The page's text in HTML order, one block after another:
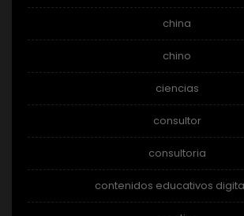
china
chino
ciencias
consultor
consultoria
contenidos educativos